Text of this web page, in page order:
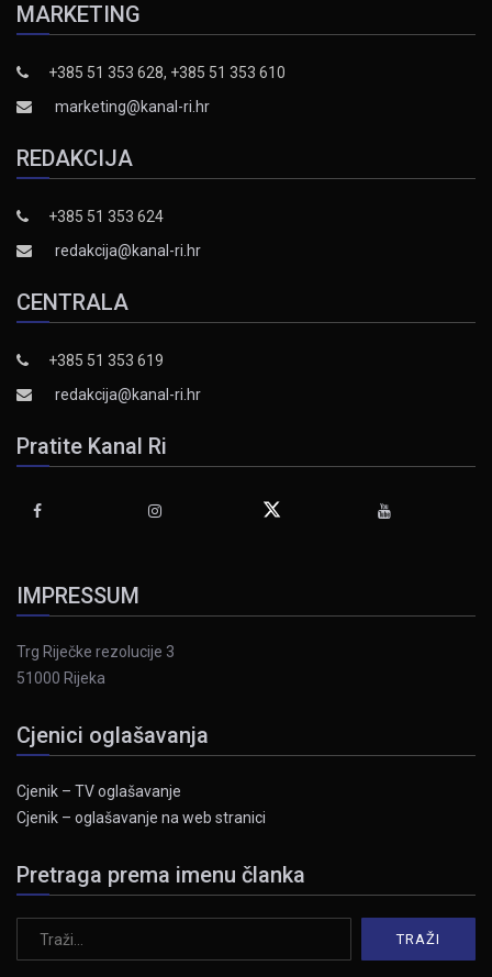
MARKETING
+385 51 353 628, +385 51 353 610
marketing@kanal-ri.hr
REDAKCIJA
+385 51 353 624
redakcija@kanal-ri.hr
CENTRALA
+385 51 353 619
redakcija@kanal-ri.hr
Pratite Kanal Ri
IMPRESSUM
Trg Riječke rezolucije 3
51000 Rijeka
Cjenici oglašavanja
Cjenik – TV oglašavanje
Cjenik – oglašavanje na web stranici
Pretraga prema imenu članka